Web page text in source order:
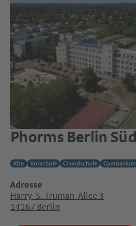
Phorms Berlin Süd
Kita Vorschule Grundschule Gymnasium
Adresse
Harry-S.-Truman-Allee 3
14167 Berlin